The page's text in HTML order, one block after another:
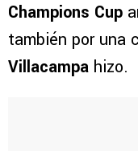
Champions Cup
también por una
Villacampa hizo.